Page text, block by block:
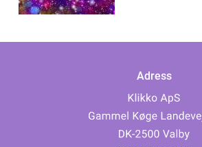
Adress